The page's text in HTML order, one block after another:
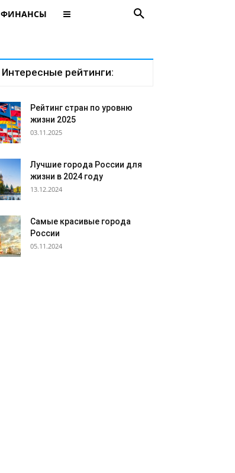
ФИНАНСЫ
Интересные рейтинги:
Рейтинг стран по уровню
жизни 2025
03.11.2025
Лучшие города России для
жизни в 2024 году
13.12.2024
Самые красивые города
России
05.11.2024